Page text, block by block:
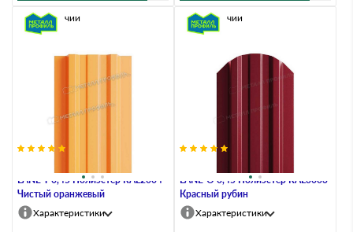
LАNE-T 0,45 Полиэстер RAL2004
Чистый оранжевый
В наличии
Характеристики
LАNE-O 0,45 Полиэстер RAL3003
Красный рубин
В наличии
Характеристики